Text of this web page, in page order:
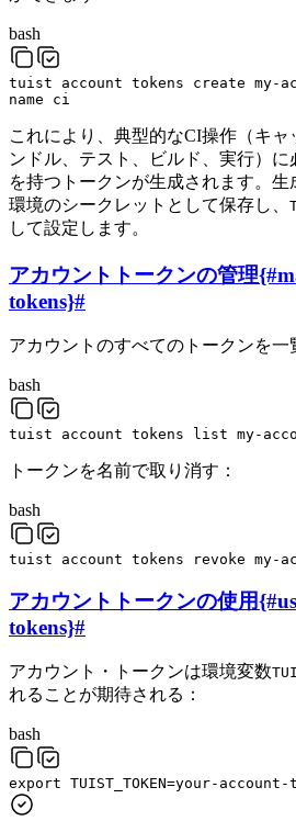
bash
tuist account tokens create my-
name
ci
これにより、典型的なCI操作（キ
ンドル、テスト、ビルド、実行）
を持つトークンが生成されます。
環境のシークレットとして保存し、
して設定します。
アカウントトークンの管理
tokens}#
アカウントのすべてのトークンを一
bash
tuist account tokens list my-
トークンを名前で取り消す：
bash
tuist account tokens revoke my-
アカウントトークンの使用
tokens}#
アカウント・トークンは環境変数
れることが期待される：
bash
export TUIST_TOKEN=your-account-